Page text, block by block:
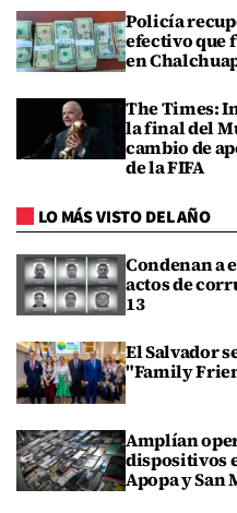
Policía
efectivo que
en
The Times:
la final del
cambio de
de la FIFA
LO MÁS VISTO DEL AÑO
Condenan a
actos de
13
El Salvador
"Family
Amplían
dispositivos
Apopa y San